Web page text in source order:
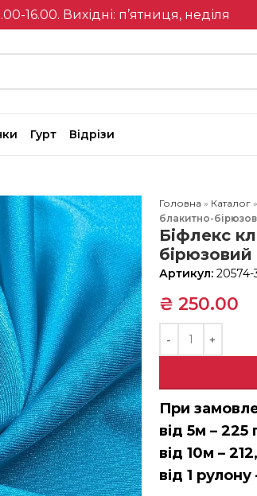
16.00. Вихідні: п’ятниця, неділя
Гурт Відрізи
Головна » Каталог»
блакитно-
Біфлекс
бірюзовий
Артикул: 20574-
₴ 250.00
При
від 5м – 225
від 10м –
від 1